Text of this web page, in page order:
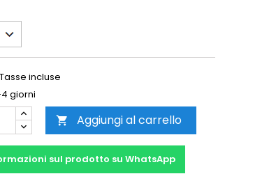
Tasse incluse
giorni
 Aggiungi al carrello
sul prodotto su WhatsApp